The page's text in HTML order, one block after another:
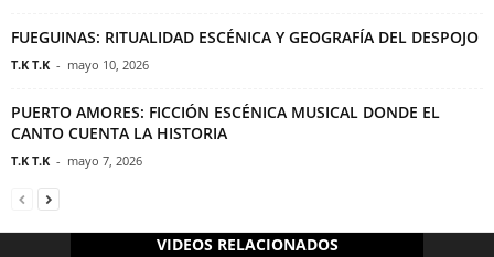
FUEGUINAS: RITUALIDAD ESCÉNICA Y GEOGRAFÍA DEL DESPOJO
T.K T.K - mayo 10, 2026
PUERTO AMORES: FICCIÓN ESCÉNICA MUSICAL DONDE EL
CANTO CUENTA LA HISTORIA
T.K T.K - mayo 7, 2026
VIDEOS RELACIONADOS